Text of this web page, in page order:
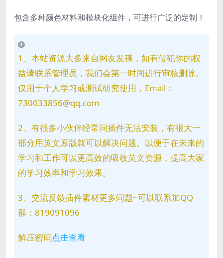
包含多种颜色材料和模块化组件，可进行广泛的定制！
1、本站资源大多来自网友发稿，如有侵犯你的权
益请联系管理员，我们会第一时间进行审核删除。
仅用于个人学习或测试研究使用，Email：
730033856@qq.com
2、有很多小伙伴经常问插件无法安装，有很大一
部分用英文原版就可以解决问题。以便于在未来的
学习和工作可以更高效的吸收英文资源，提高大家
的学习效率和学习效果。
3、交流反馈插件素材更多问题~可以联系加QQ
群：819091096
解压密码点击查看